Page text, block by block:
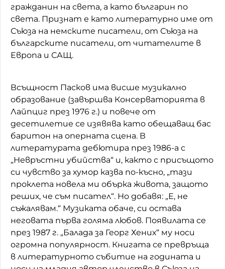
гражданин на света, а като българин по
света. Признат е като литературно име от
Съюза на немските писатели, от Съюза на
българските писатели, от читателите в
Европа и САЩ.
Всъщност Пасков има висше музикално
образование (завършва Консерваторията в
Лайпциг през 1976 г.) и повече от
десетилетие се изявява като обещаващ бас
баритон на оперната сцена. В
литературата дебютира през 1986-а с
„Невръстни убийства“ и, както с присъщото
си чувство за хумор казва по-късно, „тази
проклета новела ми обърка живота, защото
реших, че съм писател“. Но добавя: „Е, не
съжалявам.“ Музиката обаче, си остава
неговата първа голяма любов. Появилата се
през 1987 г. „Балада за Георг Хених“ му носи
огромна популярност. Книгата се превръща
в литературното събитие на годината и